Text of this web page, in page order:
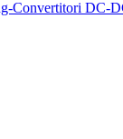
Convertitori DC-